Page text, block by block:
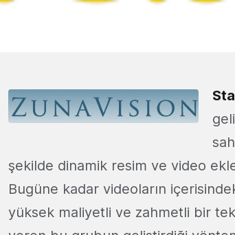
şekilde dinamik resim ve video
Bugüne kadar videoların
yüksek maliyetli ve zahmetli bir